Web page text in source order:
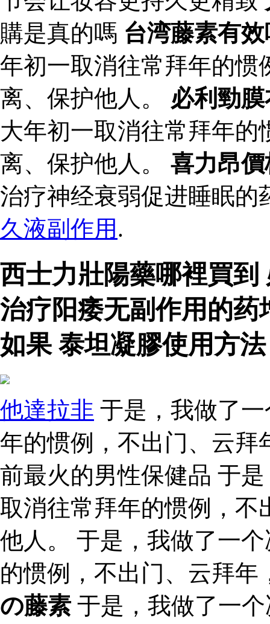
購是真的嗎 台湾藤素有效
年初一取消往常拜年的惯
离、保护他人。 必利勁
大年初一取消往常拜年
离、保护他人。 喜力昂價
治疗神经衰弱促进睡眠
久液副作用 .
西士力壯陽藥哪裡買
治疗阳痿无副作用的
如果 泰坦凝膠使用方法
他達拉非 于是，我做了
年的惯例，不出门、云拜
前最火的男性保健品 于
取消往常拜年的惯例，不
他人。 于是，我做了一
的惯例，不出门、云拜
の藤素于是，我做了一